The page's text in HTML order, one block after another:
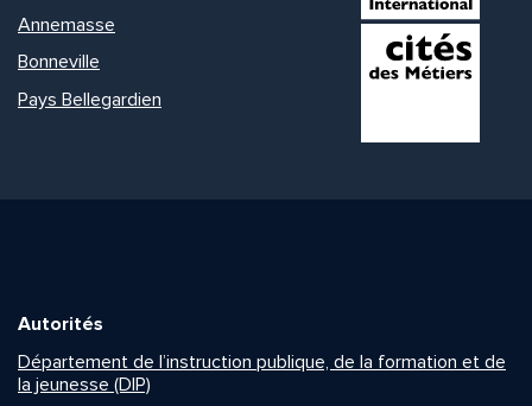
Annemasse
Bonneville
Pays Bellegardien
Autorités
Département de l’instruction publique, de la formation et de
la jeunesse (DIP)